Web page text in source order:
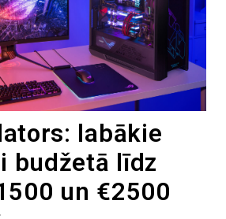
labākie
budžetā līdz
un €2500